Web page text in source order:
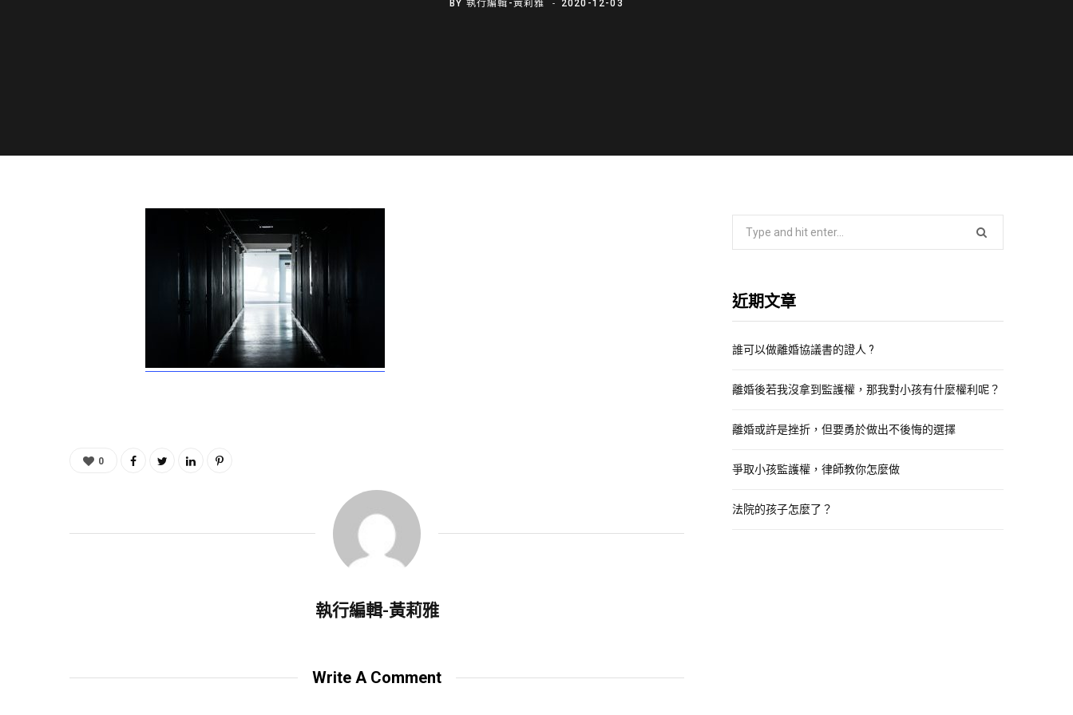
BY 執行編輯-黃莉雅 2020-12-03
0
執行編輯-黃莉雅
Write A Comment
c
f
r
近期文章
誰可以做離婚協議書的證人 ?
離婚後若我沒拿到監護權，那我對小孩有什麼權利呢？
離婚或許是挫折，但要勇於做出不後悔的選擇
爭取小孩監護權，律師教你怎麼做
法院的孩子怎麼了？